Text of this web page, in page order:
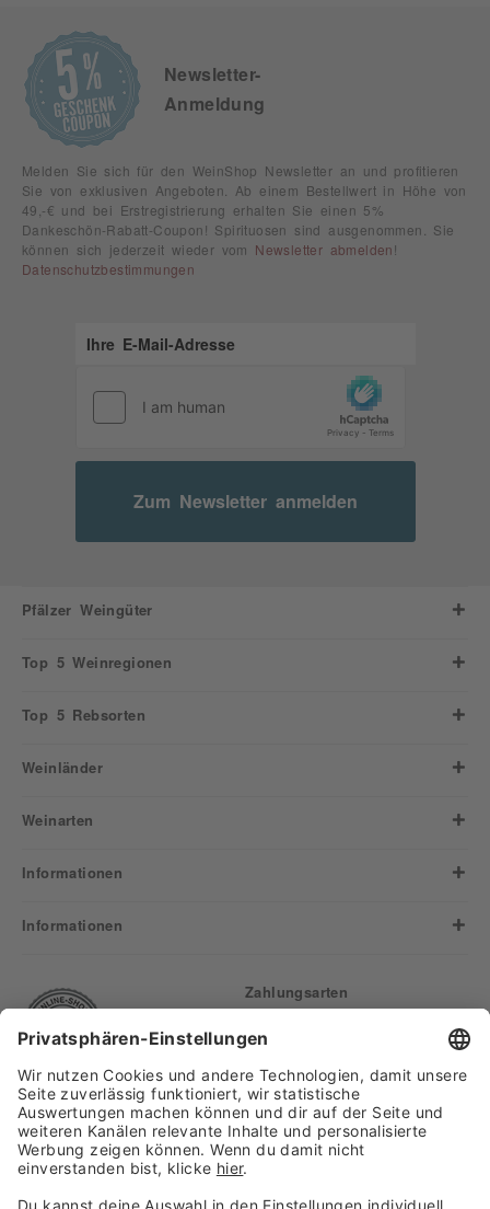
Newsletter-
Anmeldung
Melden Sie sich für den WeinShop Newsletter an und profitieren
Sie von exklusiven Angeboten. Ab einem Bestellwert in Höhe von
49,-€ und bei Erstregistrierung erhalten Sie einen 5%
Dankeschön-Rabatt-Coupon! Spirituosen sind ausgenommen. Sie
können sich jederzeit wieder vom Newsletter abmelden !
Datenschutzbestimmungen
Zum Newsletter anmelden
Pfälzer Weingüter
Top 5 Weinregionen
Top 5 Rebsorten
Weinländer
Weinarten
Informationen
Informationen
Zahlungsarten
Finden Sie uns auf: